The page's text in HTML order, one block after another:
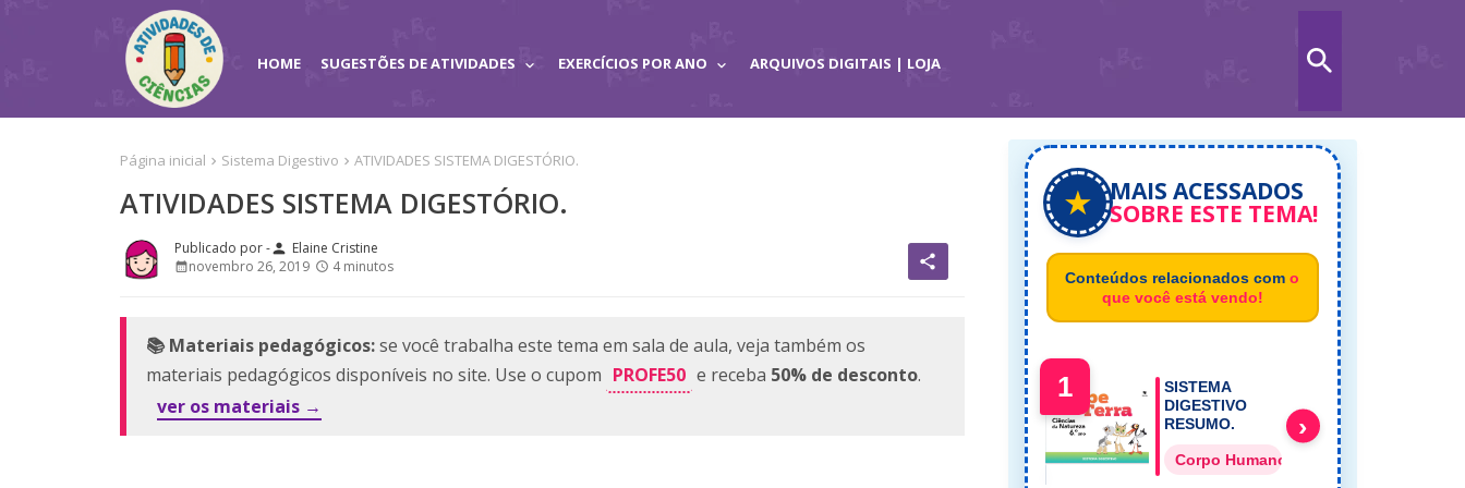
HOME SUGESTÕES DE ATIVIDADES EXERCÍCIOS POR ANO ARQUIVOS DIGITAIS | LOJA
Página inicial Sistema Digestivo ATIVIDADES SISTEMA DIGESTÓRIO.
ATIVIDADES SISTEMA DIGESTÓRIO.
person Elaine Cristine
novembro 26, 2019
4 minutos share
📚 Materiais pedagógicos:se você trabalha este tema em sala de aula, veja também os
materiais pedagógicos disponíveis no site. Use o cupom PROFE50 e receba 50% de desconto.
ver os materiais →
★ MAIS ACESSADOS
SOBRE ESTE TEMA!
Conteúdos relacionados com o
que você está vendo!
1
SISTEMA
DIGESTIVO
RESUMO.
Corpo Humano Ensino Fundamental
›